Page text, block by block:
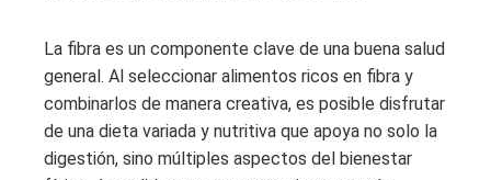
La fibra es un componente clave de una buena salud
general. Al seleccionar alimentos ricos en fibra y
combinarlos de manera creativa, es posible disfrutar
de una dieta variada y nutritiva que apoya no solo la
digestión, sino múltiples aspectos del bienestar